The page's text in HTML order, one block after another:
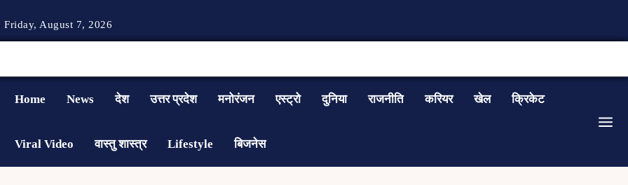
Friday, August 7, 2026
Home News देश उत्तर प्रदेश मनोरंजन एस्ट्रो दुनिया राजनीति करियर खेल क्रिकेट
Viral Video वास्तु शास्त्र Lifestyle बिजनेस